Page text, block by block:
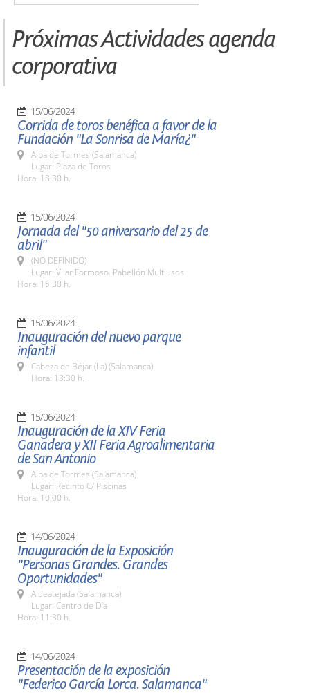
Próximas Actividades agenda
corporativa
15/06/2024
Corrida de toros benéfica a favor de la
Fundación "La Sonrisa de María¿"
Alba de Tormes (Salamanca)
Lugar: Plaza de Toros
Hora: 18:30 h.
15/06/2024
Jornada del "50 aniversario del 25 de
abril"
(NO DEFINIDO)
Lugar: Vilar Formoso. Pabellón Multiusos
Hora: 16:30 h.
15/06/2024
Inauguración del nuevo parque
infantil
Cabeza de Béjar (La) (Salamanca)
Hora: 13:30 h.
15/06/2024
Inauguración de la XIV Feria
Ganadera y XII Feria Agroalimentaria
de San Antonio
Alba de Tormes (Salamanca)
Lugar: Recinto C/ Piscinas
Hora: 10:00 h.
14/06/2024
Inauguración de la Exposición
"Personas Grandes. Grandes
Oportunidades"
Aldeatejada (Salamanca)
Lugar: Centro de Día
Hora: 11:30 h.
14/06/2024
Presentación de la exposición
"Federico García Lorca. Salamanca"